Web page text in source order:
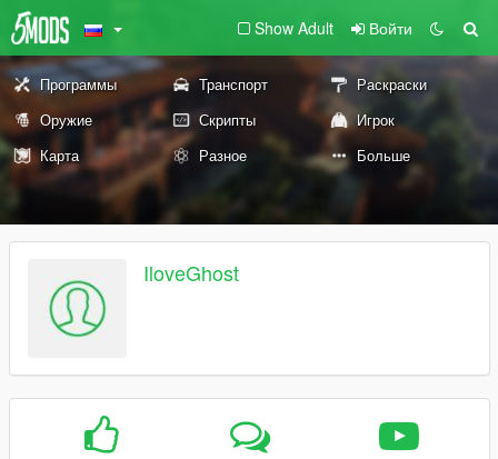
Show Adult Войти
Программы Транспорт
Раскраски
Оружие
Скрипты
Игрок
Карта
Разное Больше
IloveGhost